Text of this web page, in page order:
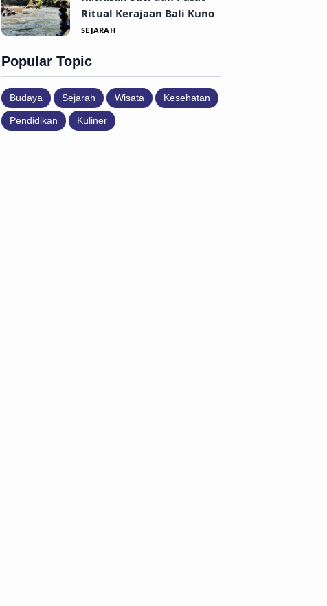
Ritual Kerajaan Bali Kuno
SEJARAH
Popular Topic
Budaya Sejarah Wisata Kesehatan
Pendidikan Kuliner